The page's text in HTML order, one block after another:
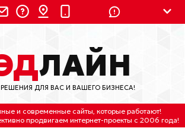
8 (800) 550-9899 (с 2:30 до 11:30 по
Мск)
Бесплатно по России
(4212) 658-653
ЛАЙН
ДЛЯ ВАС И ВАШЕГО БИЗНЕСА!
и современные сайты, которые работают!
продвигаем интернет-проекты с 2006 года!